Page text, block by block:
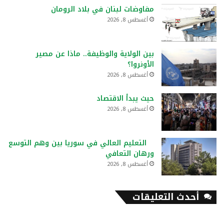
مفاوضات لبنان في بلاد الرومان
أغسطس 8, 2026
بين الولاية والوظيفة.. ماذا عن مصير
الأونروا؟
أغسطس 8, 2026
حيث يبدأ الاقتصاد
أغسطس 8, 2026
التعليم العالي في سوريا بين وهم التوسع
ورهان التعافي
أغسطس 8, 2026
أحدث التعليقات